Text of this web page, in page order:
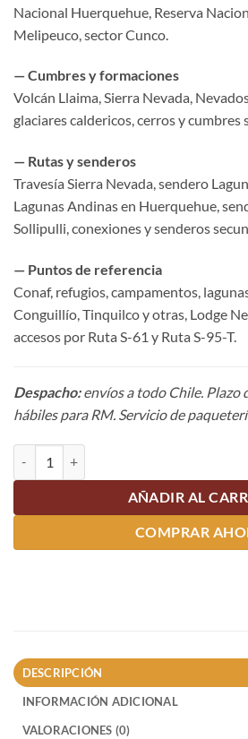
Nacional Huerquehue, Reserva
Melipeuco, sector Cunco.
— Cumbres y formaciones
Volcán Llaima, Sierra Nevada,
glaciares caldericos, cerros y cumbres
— Rutas y senderos
Travesía Sierra Nevada, sendero
Lagunas Andinas en Huerquehue,
Sollipulli, conexiones y senderos
— Puntos de referencia
Conaf, refugios, campamentos,
Conguillío, Tinquilco y otras, Lodge
accesos por Ruta S-61 y Ruta S-95-T.
Despacho:envíos a todo Chile. Plazo
hábiles para RM. Servicio de
AÑADIR AL
COMPRAR
DESCRIPCIÓN
INFORMACIÓN ADICIONAL
VALORACIONES (0)